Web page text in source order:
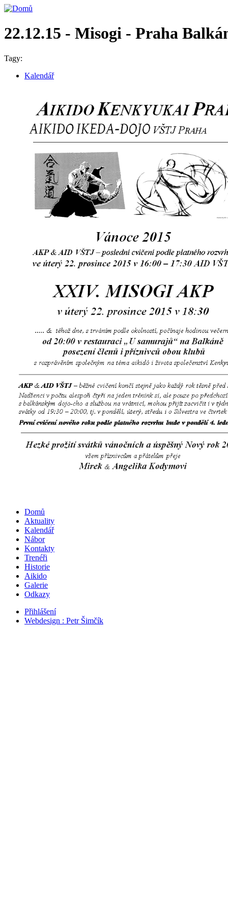
22.12.15 - Misogi - Praha
Tagy:
Kalendář
Domů
Aktuality
Kalendář
Nábor
Kontakty
Trenéři
Historie
Aikido
Galerie
Odkazy
Přihlášení
Webdesign : Petr Šimčík